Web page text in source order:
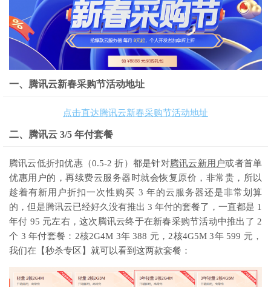
一、腾讯云新春采购节活动地址
点击直达腾讯云新春采购节活动地址
二、腾讯云 3/5 年付套餐
腾讯云低折扣优惠（0.5-2 折）都是针对腾讯云新用户或者首单
优惠用户的，再续费云服务器时就会恢复原价，非常贵，所以
趁着有新用户折扣一次性购买 3 年的云服务器还是非常划算
的，但是腾讯云已经好久没有推出 3 年付的套餐了，一直都是 1
年付 95 元左右，这次腾讯云终于在新春采购节活动中推出了 2
个 3 年付套餐：2核2G4M 3年 388 元，2核4G5M 3年 599 元，
我们在【秒杀专区】就可以看到这两款套餐：